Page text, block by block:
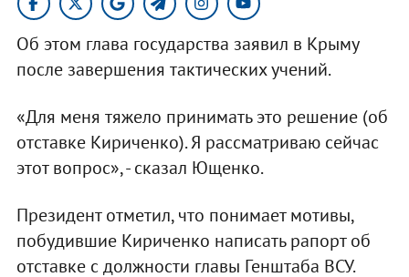
Об этом глава государства заявил в Крыму
после завершения тактических учений.
«Для меня тяжело принимать это решение (об
отставке Кириченко). Я рассматриваю сейчас
этот вопрос», - сказал Ющенко.
Президент отметил, что понимает мотивы,
побудившие Кириченко написать рапорт об
отставке с должности главы Генштаба ВСУ.